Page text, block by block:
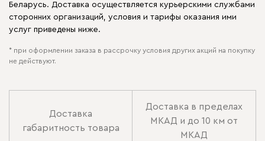
Беларусь. Доставка осуществляется курьерскими службами
сторонних организаций, условия и тарифы оказания ими
услуг приведены ниже.
* при оформлении заказа в рассрочку условия других акций на покупку
не действуют.
Доставка
габаритность товара
Доставка в пределах
МКАД и до 10 км от
МКАД